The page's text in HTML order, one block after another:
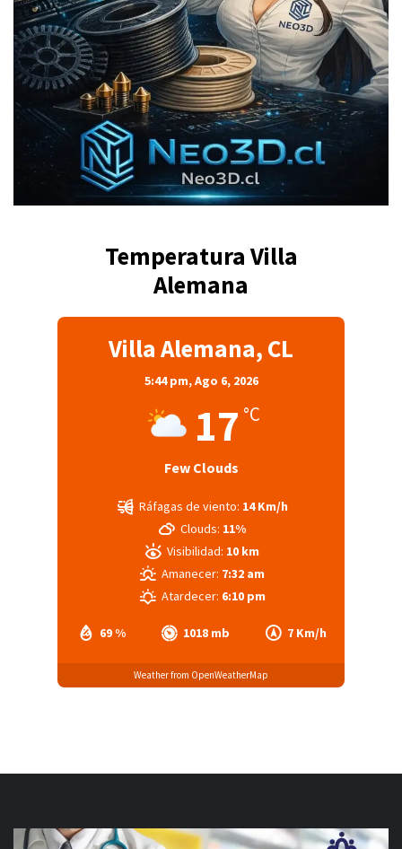
Temperatura Villa
Alemana
Villa Alemana, CL
5:44 pm,Ago 6, 2026
17 °C
Few Clouds
69 % 1018 mb 7 Km/h
Ráfagas de viento: 14 Km/h
Clouds: 11%
Visibilidad: 10 km
Amanecer: 7:32 am
Atardecer: 6:10 pm
Weather from OpenWeatherMap